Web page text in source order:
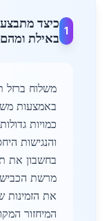
1
כיצד
באילת
משלוח ברזל
באמצעות
כמויות
והנגישות
בחשבון את
מרשת
את הזמינות
המיחזור